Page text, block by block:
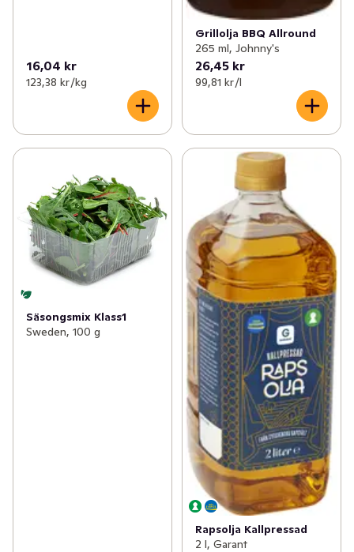
16,04 kr
123,38 kr /kg
Grillolja BBQ Allround
265 ml, Johnny's
26,45 kr
99,81 kr /l
Säsongsmix Klass1
Sweden, 100 g
Rapsolja Kallpressad
2 l, Garant